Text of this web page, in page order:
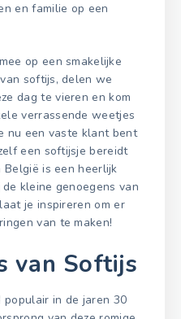
en familie op een
op een smakelijke
softijs, delen we
dag te vieren en kom
verrassende weetjes
nu een vaste klant bent
een softijsje bereidt
is een heerlijk
kleine genoegens van
je inspireren om er
van te maken!
van Softijs
in de jaren 30